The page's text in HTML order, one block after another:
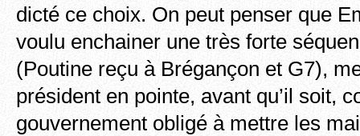
dicté ce choix. On peut penser que
voulu enchainer une très forte
(Poutine reçu à Brégançon et G7),
président en pointe, avant qu’il soit,
gouvernement obligé à mettre les